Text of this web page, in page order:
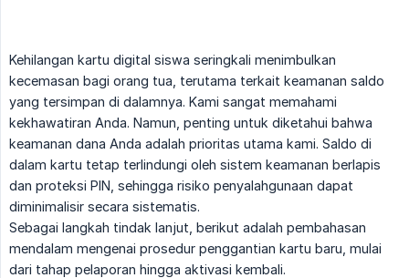
Kehilangan kartu digital siswa seringkali menimbulkan
kecemasan bagi orang tua, terutama terkait keamanan saldo
yang tersimpan di dalamnya. Kami sangat memahami
kekhawatiran Anda. Namun, penting untuk diketahui bahwa
keamanan dana Anda adalah prioritas utama kami. Saldo di
dalam kartu tetap terlindungi oleh sistem keamanan berlapis
dan proteksi PIN, sehingga risiko penyalahgunaan dapat
diminimalisir secara sistematis.
Sebagai langkah tindak lanjut, berikut adalah pembahasan
mendalam mengenai prosedur penggantian kartu baru, mulai
dari tahap pelaporan hingga aktivasi kembali.